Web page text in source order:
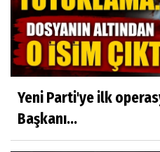
Yeni Parti'ye ilk
Başkanı...